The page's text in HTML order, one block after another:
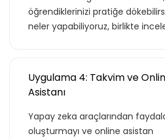
öğrendiklerinizi pratiğe
neler yapabiliyoruz, birlikte
Uygulama 4: Takvim ve
Asistanı
Yapay zeka araçlarından
oluşturmayı ve online asistan
Basic
özel hem de iş hayatı için
olabilecek, ana konuları ve